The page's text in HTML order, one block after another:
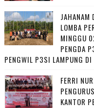
JAHANAM
LOMBA
MINGGU
PENGDA
PENGWIL P3SI LAMPUNG DI
FERRI
KANTOR